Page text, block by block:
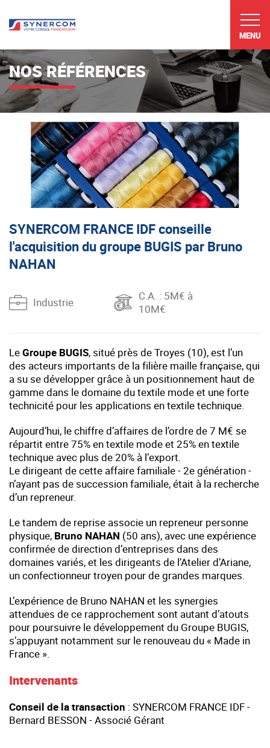
MENU
NOS RÉFÉRENCES
SYNERCOM FRANCE IDF conseille
l'acquisition du groupe BUGIS par Bruno
NAHAN
Industrie C.A. : 5M€ à
10M€
LeGroupe BUGIS, situé près de Troyes (10), est l’un
des acteurs importants de la filière maille française, qui
a su se développer grâce à un positionnement haut de
gamme dans le domaine du textile mode et une forte
technicité pour les applications en textile technique.
Aujourd’hui, le chiffre d’affaires de l’ordre de 7 M€ se
répartit entre 75% en textile mode et 25% en textile
technique avec plus de 20% à l’export.
Le dirigeant de cette affaire familiale - 2e génération -
n’ayant pas de succession familiale, était à la recherche
d’un repreneur.
Le tandem de reprise associe un repreneur personne
physique, Bruno NAHAN (50 ans), avec une expérience
confirmée de direction d’entreprises dans des
domaines variés, et les dirigeants de l’Atelier d’Ariane,
un confectionneur troyen pour de grandes marques.
L’expérience de Bruno NAHAN et les synergies
attendues de ce rapprochement sont autant d’atouts
pour poursuivre le développement du Groupe BUGIS,
s’appuyant notamment sur le renouveau du « Made in
France ».
Intervenants
Conseil de la transaction : SYNERCOM FRANCE IDF -
Bernard BESSON - Associé Gérant